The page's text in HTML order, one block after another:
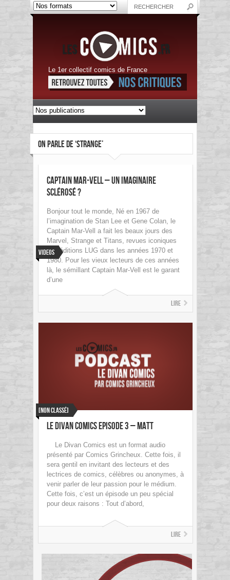
Le 1er collectif comics de France
ON PARLE DE ‘STRANGE’
Videos
Captain Mar-Vell – Un imaginaire
sclérosé ?
Bonjour tout le monde, Né en 1967 de
l’imagination de Stan Lee et Gene Colan, le
Captain Mar-Vell a fait les beaux jours des
Marvel, Strange et Titans, revues iconiques
des éditions LUG dans les années 1970 et
1980. Pour les vieux lecteurs de ces années
là, le sémillant Captain Mar-Vell est le garant
d’une
Lire
[Non classé]
Le Divan Comics Episode 3 – Matt
Le Divan Comics est un format audio
présenté par Comics Grincheux. Cette fois, il
sera gentil en invitant des lecteurs et des
lectrices de comics, célèbres ou anonymes, à
venir parler de leur passion pour le médium.
Cette fois, c’est un épisode un peu spécial
pour deux raisons : Tout d’abord,
Lire